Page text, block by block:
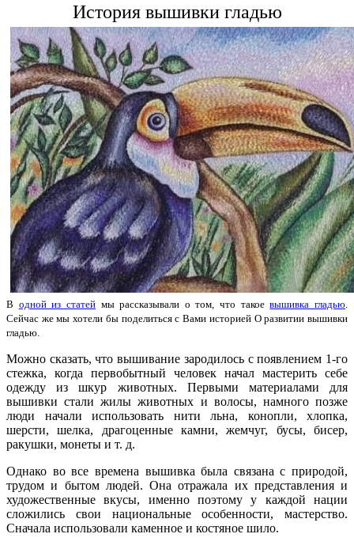
История вышивки гладью
В одной из статеймы рассказывали о том, что такоевышивка гладью
Сейчас же мы хотели бы поделиться с Вами историей О развитии вышивки
гладью.
Можно сказать, что вышивание зародилось с появлением 1-го
стежка, когда первобытный человек начал мастерить себе
одежду из шкур животных. Первыми материалами для
вышивки стали жилы животных и волосы, намного позже
люди начали использовать нити льна, конопли, хлопка,
шерсти, шелка, драгоценные камни, жемчуг, бусы, бисер,
ракушки, монеты и т. д.
Однако во все времена вышивка была связана с природой,
трудом и бытом людей. Она отражала их представления и
художественные вкусы, именно поэтому у каждой нации
сложились свои национальные особенности, мастерство.
Сначала использовали каменное и костяное шило.